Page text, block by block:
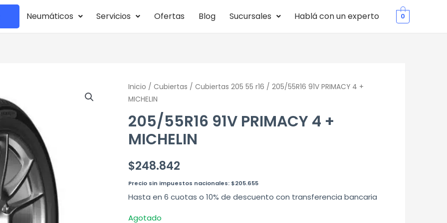
Neumáticos Servicios Ofertas Blog Sucursales Hablá con un experto 0
Inicio / Cubiertas / Cubiertas 205 55 r16 / 205/55R16 91V PRIMACY 4 +
MICHELIN
205/55R16 91V PRIMACY 4 +
MICHELIN
$248.842
Precio sin impuestos nacionales: $205.655
Hasta en 6 cuotas o 10% de descuento con transferencia bancaria
Agotado